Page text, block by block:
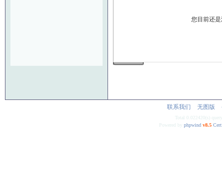
您目前还
联系我们 无图版
Total 0.022420(s)
Powered byphpwind v8.5